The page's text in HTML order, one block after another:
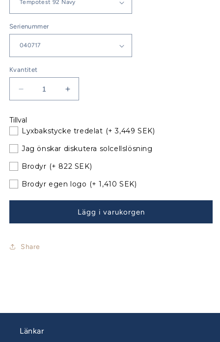
Serienummer
Kvantitet
Minska
kvantitet
Bavaria
42
Match
Sittbrunnskapell
Classic
nya
Öka
kvantitet
42
Match
Classic
nya
Tillval
Lyxbakstycke tredelat (+ 3,449 SEK)
Jag önskar diskutera solcellslösning
Brodyr (+ 822 SEK)
Brodyr egen logo (+ 1,410 SEK)
Lägg i varukorgen
Share
Länkar